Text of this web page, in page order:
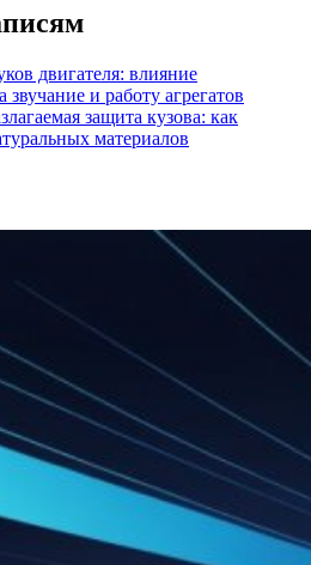
двигателя: влияние
и работу агрегатов
защита кузова: как
материалов